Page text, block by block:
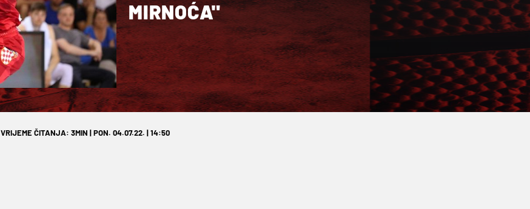
MIRNOĆA"
VRIJEME ČITANJA: 3MIN | PON. 04.07.22. | 14:50